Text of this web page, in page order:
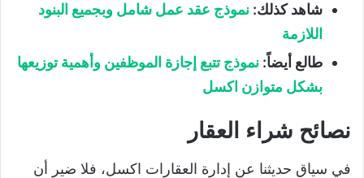
شاهد كذلك: نموذج عقد عمل شامل وبجميع البنود
اللازمة
طالع أيضاً: نموذج تتبع إجازة الموظفين وأهمية توزيعها
بشكل متوازن اكسل
نصائح شراء العقار
في سياق حديثنا عن إدارة العقارات اكسل، فلا ضير أن